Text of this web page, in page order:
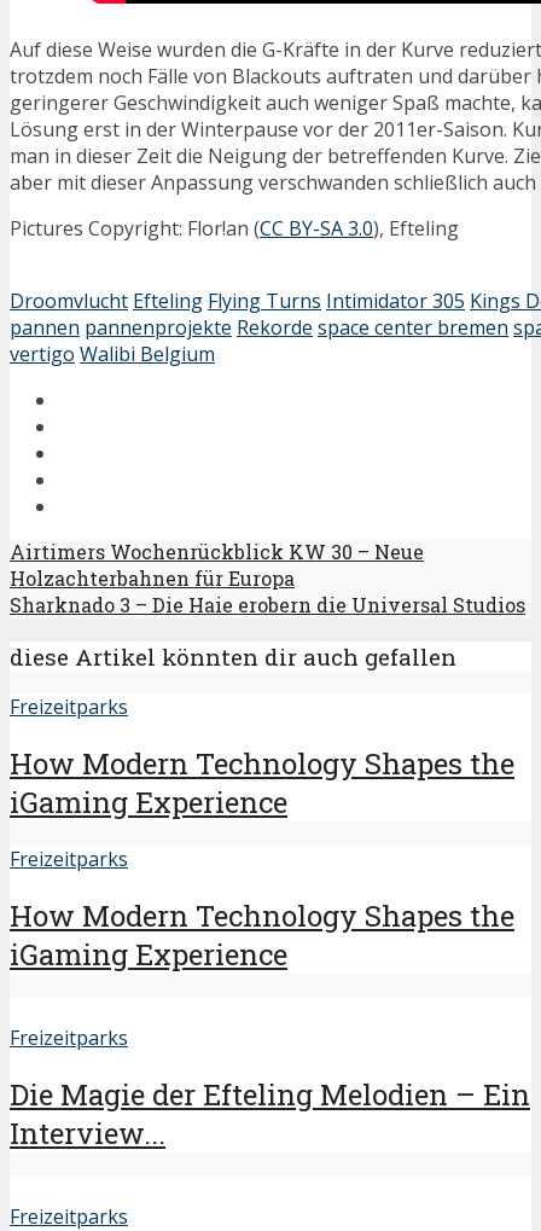
Auf diese Weise wurden die G-Kräfte in der Kurve
trotzdem noch Fälle von Blackouts auftraten und darüber
geringerer Geschwindigkeit auch weniger Spaß machte,
Lösung erst in der Winterpause vor der 2011er-Saison.
man in dieser Zeit die Neigung der betreffenden Kurve.
aber mit dieser Anpassung verschwanden schließlich
Pictures Copyright: Flor!an (CC BY-SA 3.0), Efteling
Droomvlucht Efteling Flying Turns Intimidator 305 Kings
pannen pannenprojekte Rekorde space center bremen
vertigo Walibi Belgium
Airtimers Wochenrückblick KW 30 – Neue
Holzachterbahnen für Europa
Sharknado 3 – Die Haie erobern die Universal Studios
diese Artikel könnten dir auch gefallen
Freizeitparks
How Modern Technology Shapes the
iGaming Experience
Freizeitparks
How Modern Technology Shapes the
iGaming Experience
Freizeitparks
Die Magie der Efteling Melodien – Ein
Interview...
Freizeitparks